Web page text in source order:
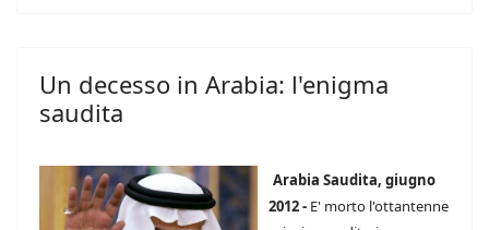
Un decesso in Arabia: l'enigma
saudita
Arabia Saudita, giugno
2012 - E' morto l'ottantenne